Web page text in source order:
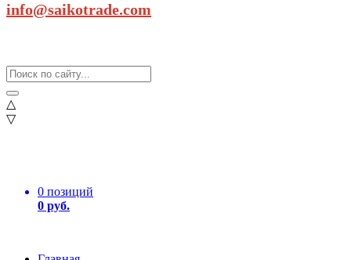
info@saikotrade.com
△
▽
0 позиций
0 руб.